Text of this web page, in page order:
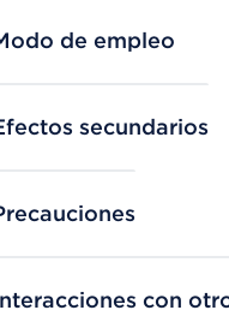
de empleo
secundarios
con